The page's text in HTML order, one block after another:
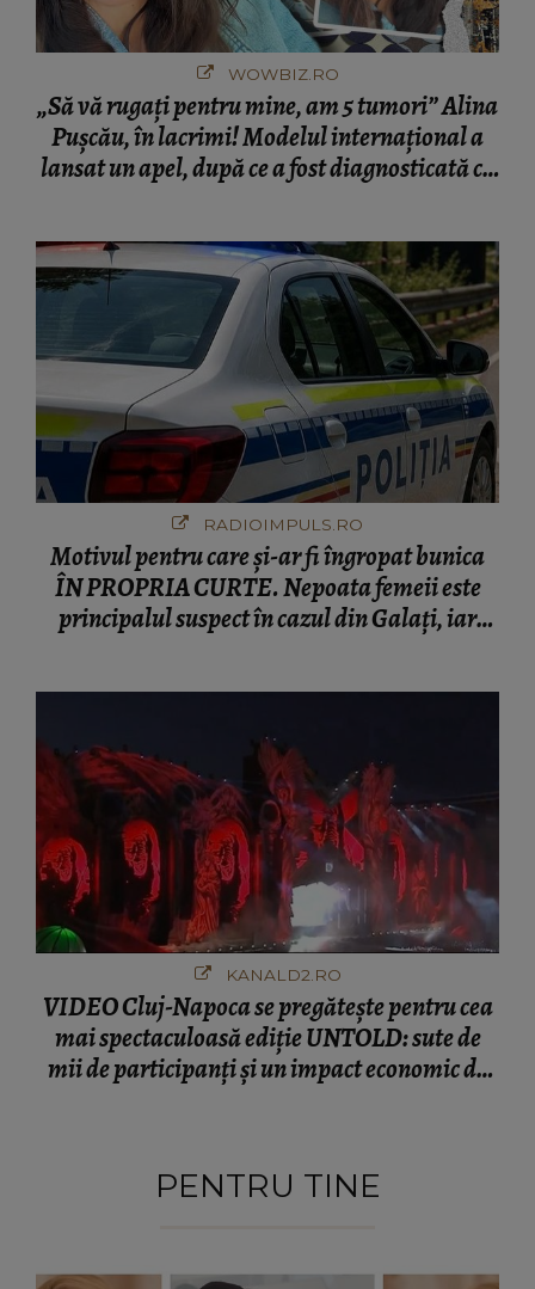
WOWBIZ.RO
„Să vă rugați pentru mine, am 5 tumori” Alina
Pușcău, în lacrimi! Modelul internațional a
lansat un apel, după ce a fost diagnosticată cu
RADIOIMPULS.RO
Motivul pentru care și-ar fi îngropat bunica
ÎN PROPRIA CURTE. Nepoata femeii este
principalul suspect în cazul din Galați, iar
KANALD2.RO
VIDEO Cluj-Napoca se pregătește pentru cea
mai spectaculoasă ediție UNTOLD: sute de
mii de participanți și un impact economic de
PENTRU TINE